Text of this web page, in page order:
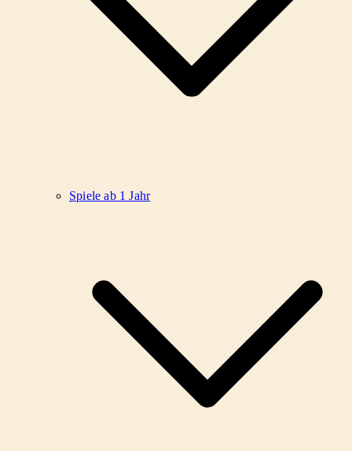
Spiele ab 1 Jahr